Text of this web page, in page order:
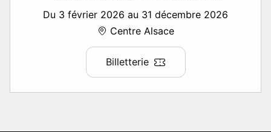
Du 3 février 2026 au 31 décembre 2026
Centre Alsace
Billetterie